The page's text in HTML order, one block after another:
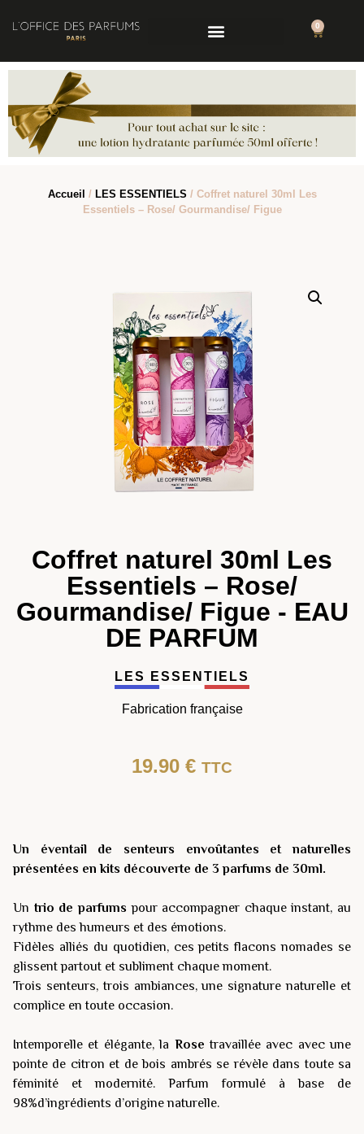
0
Accueil / LES ESSENTIELS / Coffret naturel 30ml Les
Essentiels – Rose/ Gourmandise/ Figue
Coffret naturel 30ml Les
Essentiels – Rose/
Gourmandise/ Figue - EAU
DE PARFUM
LES ESSENTIELS
Fabrication française
19.90 € TTC
Un éventail de senteurs envoûtantes et naturelles
présentées en kits découverte de 3 parfums de 30ml.
Un trio de parfumspour accompagner chaque instant, au
rythme des humeurs et des émotions.
Fidèles alliés du quotidien, ces petits flacons nomades se
glissent partout et subliment chaque moment.
Trois senteurs, trois ambiances, une signature naturelle et
complice en toute occasion.
Intemporelle et élégante, la Rose travaillée avec avec une
pointe de citron et de bois ambrés se révèle dans toute sa
féminité et modernité. Parfum formulé à base de
98%d’ingrédients d’origine naturelle.